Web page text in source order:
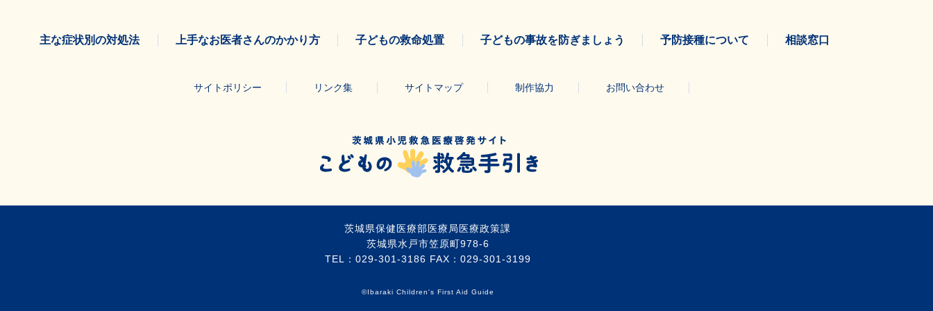
主な症状別の対処法 上手なお医者さんのかかり方 子どもの救命処置 子どもの事故を防ぎましょう 予防接種について 相談窓口
サイトポリシー リンク集 サイトマップ 制作協力 お問い合わせ
茨城県保健医療部医療局医療政策課
茨城県水戸市笠原町978-6
TEL： 029-301-3186 FAX：029-301-3199
©Ibaraki Children's First Aid Guide